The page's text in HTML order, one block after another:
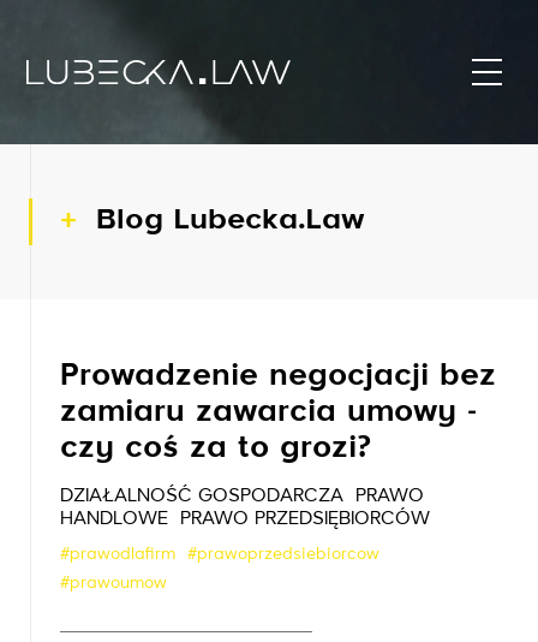
Blog Lubecka.Law
Prowadzenie negocjacji bez
zamiaru zawarcia umowy -
czy coś za to grozi?
DZIAŁALNOŚĆ GOSPODARCZA
PRAWO
HANDLOWE
PRAWO PRZEDSIĘBIORCÓW
#prawodlafirm
#prawoprzedsiebiorcow
#prawoumow